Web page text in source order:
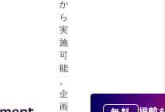
か
ら
実
施
可
能
。
企
画